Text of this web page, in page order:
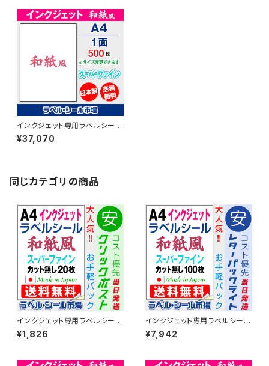
インクジェット専用ラベルシール
和紙 A4-カット無し 500枚 ス
ーパーファイン T1Y1iB【日本
¥37,070
同じカテゴリの商品
インクジェット専用ラベルシール
和紙 A4-カット無し 20枚 スー
パーファイン T1Y1iB-CP2【日
¥1,826
インクジェット専用ラベルシール
和紙 A4-カット無し 100枚 スー
パーファイン T1Y1iB-LP1【日本
¥7,942